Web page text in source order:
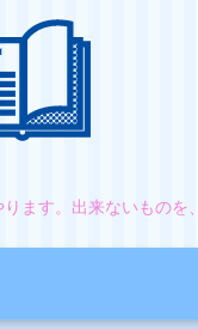
ます。出来ないものを